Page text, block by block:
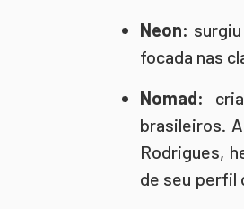
Neon:
focada nas
Nomad:
brasileiros.
Rodrigues,
de seu perfil